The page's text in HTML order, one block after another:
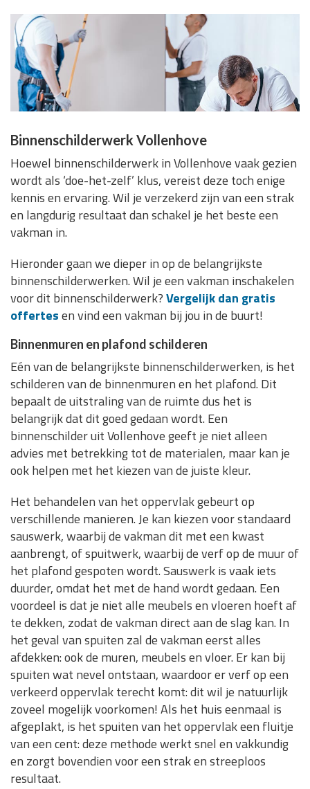
Binnenschilderwerk Vollenhove
Hoewel binnenschilderwerk in Vollenhove vaak gezien
wordt als ‘doe-het-zelf’ klus, vereist deze toch enige
kennis en ervaring. Wil je verzekerd zijn van een strak
en langdurig resultaat dan schakel je het beste een
vakman in.
Hieronder gaan we dieper in op de belangrijkste
binnenschilderwerken. Wil je een vakman inschakelen
voor dit binnenschilderwerk?Vergelijk dan gratis
offertesen vind een vakman bij jou in de buurt!
Binnenmuren en plafond schilderen
Eén van de belangrijkste binnenschilderwerken, is het
schilderen van de binnenmuren en het plafond. Dit
bepaalt de uitstraling van de ruimte dus het is
belangrijk dat dit goed gedaan wordt. Een
binnenschilder uit Vollenhove geeft je niet alleen
advies met betrekking tot de materialen, maar kan je
ook helpen met het kiezen van de juiste kleur.
Het behandelen van het oppervlak gebeurt op
verschillende manieren. Je kan kiezen voor standaard
sauswerk, waarbij de vakman dit met een kwast
aanbrengt, of spuitwerk, waarbij de verf op de muur of
het plafond gespoten wordt. Sauswerk is vaak iets
duurder, omdat het met de hand wordt gedaan. Een
voordeel is dat je niet alle meubels en vloeren hoeft af
te dekken, zodat de vakman direct aan de slag kan. In
het geval van spuiten zal de vakman eerst alles
afdekken: ook de muren, meubels en vloer. Er kan bij
spuiten wat nevel ontstaan, waardoor er verf op een
verkeerd oppervlak terecht komt: dit wil je natuurlijk
zoveel mogelijk voorkomen! Als het huis eenmaal is
afgeplakt, is het spuiten van het oppervlak een fluitje
van een cent: deze methode werkt snel en vakkundig
en zorgt bovendien voor een strak en streeploos
resultaat.